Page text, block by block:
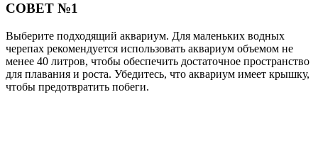
СОВЕТ №1
Выберите подходящий аквариум. Для маленьких водных
черепах рекомендуется использовать аквариум объемом не
менее 40 литров, чтобы обеспечить достаточное пространство
для плавания и роста. Убедитесь, что аквариум имеет крышку,
чтобы предотвратить побеги.